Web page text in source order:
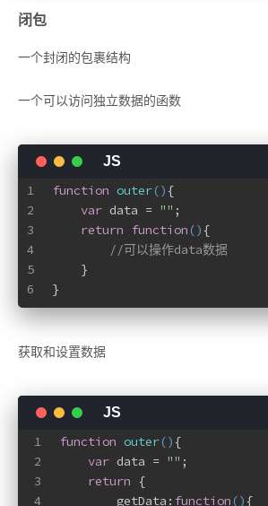
闭包
一个封闭的包裹结构
一个可以访问独立数据的函数
1
2
3
4
5
6
function outer() {
var data = "" ;
return
function () {
//可以操作data数据
    }
}
获取和设置数据
1
2
3
4
function outer() {
var data = "" ;
return {
        getData:
function () {